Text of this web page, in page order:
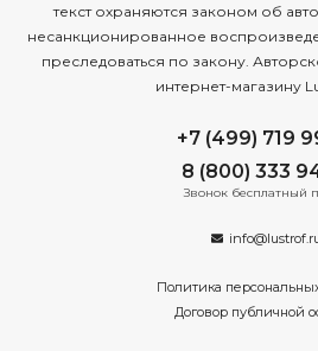
текст охраняются законом об
несанкционированное
преследоваться по закону.
интернет-магазину
+7 (499) 719
8 (800) 333
Звонок бесплатный
Политика
Договор публичной